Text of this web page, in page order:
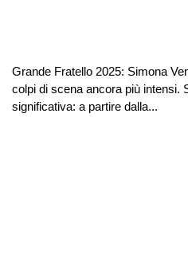
Grande Fratello 2025: Simona
colpi di scena ancora più intensi.
significativa: a partire dalla...